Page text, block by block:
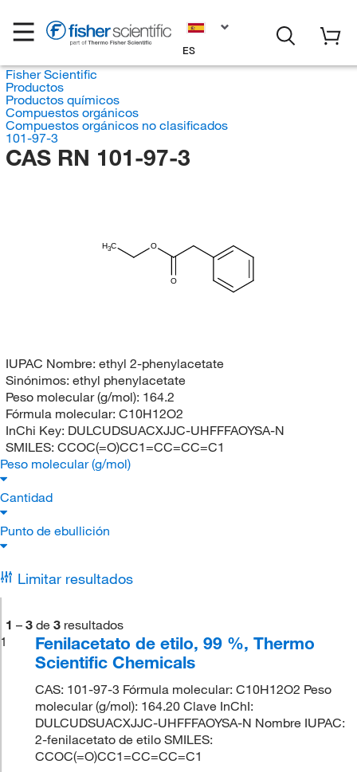
ES
Fisher Scientific
Productos
Productos químicos
Compuestos orgánicos
Compuestos orgánicos no clasificados
101-97-3
CAS RN 101-97-3
H3C O
O
IUPAC Nombre: ethyl 2-phenylacetate
Sinónimos: ethyl phenylacetate
Peso molecular (g/mol): 164.2
Fórmula molecular: C10H12O2
InChi Key: DULCUDSUACXJJC-UHFFFAOYSA-N
SMILES: CCOC(=O)CC1=CC=CC=C1
Peso molecular (g/mol)
Cantidad
Punto de ebullición
Limitar resultados
1 – 3 de 3 resultados
1
Fenilacetato de etilo, 99 %, Thermo
Scientific Chemicals
CAS: 101-97-3 Fórmula molecular: C10H12O2 Peso
molecular (g/mol): 164.20 Clave InChI:
DULCUDSUACXJJC-UHFFFAOYSA-N Nombre IUPAC:
2-fenilacetato de etilo SMILES:
CCOC(=O)CC1=CC=CC=C1